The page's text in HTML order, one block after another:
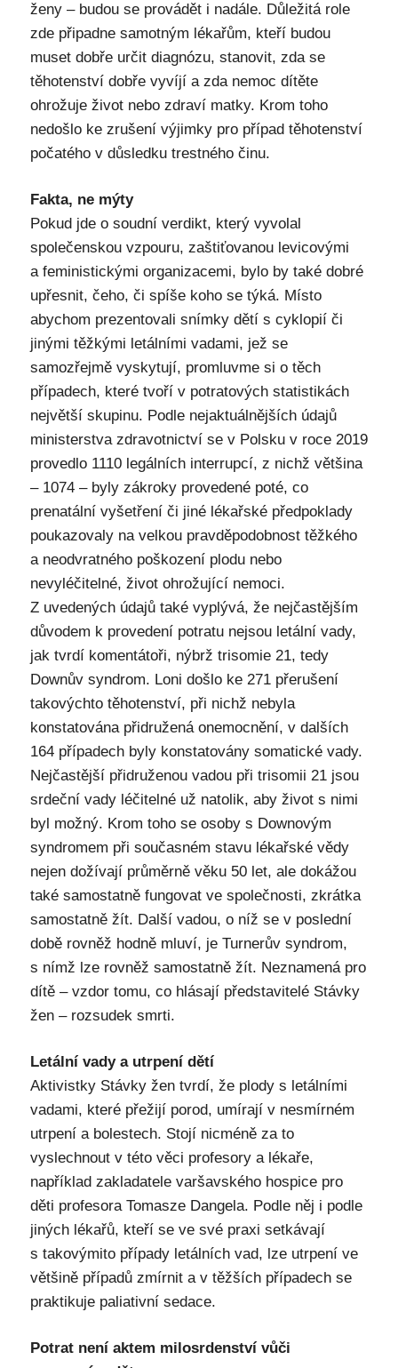
ženy – budou se provádět i nadále. Důležitá role
zde připadne samotným lékařům, kteří budou
muset dobře určit diagnózu, stanovit, zda se
těhotenství dobře vyvíjí a zda nemoc dítěte
ohrožuje život nebo zdraví matky. Krom toho
nedošlo ke zrušení výjimky pro případ těhotenství
počatého v důsledku trestného činu.
Fakta, ne mýty
Pokud jde o soudní verdikt, který vyvolal
společenskou vzpouru, zaštiťovanou levicovými
a feministickými organizacemi, bylo by také dobré
upřesnit, čeho, či spíše koho se týká. Místo
abychom prezentovali snímky dětí s cyklopií či
jinými těžkými letálními vadami, jež se
samozřejmě vyskytují, promluvme si o těch
případech, které tvoří v potratových statistikách
největší skupinu. Podle nejaktuálnějších údajů
ministerstva zdravotnictví se v Polsku v roce 2019
provedlo 1110 legálních interrupcí, z nichž většina
– 1074 – byly zákroky provedené poté, co
prenatální vyšetření či jiné lékařské předpoklady
poukazovaly na velkou pravděpodobnost těžkého
a neodvratného poškození plodu nebo
nevyléčitelné, život ohrožující nemoci.
Z uvedených údajů také vyplývá, že nejčastějším
důvodem k provedení potratu nejsou letální vady,
jak tvrdí komentátoři, nýbrž trisomie 21, tedy
Downův syndrom. Loni došlo ke 271 přerušení
takovýchto těhotenství, při nichž nebyla
konstatována přidružená onemocnění, v dalších
164 případech byly konstatovány somatické vady.
Nejčastější přidruženou vadou při trisomii 21 jsou
srdeční vady léčitelné už natolik, aby život s nimi
byl možný. Krom toho se osoby s Downovým
syndromem při současném stavu lékařské vědy
nejen dožívají průměrně věku 50 let, ale dokážou
také samostatně fungovat ve společnosti, zkrátka
samostatně žít. Další vadou, o níž se v poslední
době rovněž hodně mluví, je Turnerův syndrom,
s nímž lze rovněž samostatně žít. Neznamená pro
dítě – vzdor tomu, co hlásají představitelé Stávky
žen – rozsudek smrti.
Letální vady a utrpení dětí
Aktivistky Stávky žen tvrdí, že plody s letálními
vadami, které přežijí porod, umírají v nesmírném
utrpení a bolestech. Stojí nicméně za to
vyslechnout v této věci profesory a lékaře,
například zakladatele varšavského hospice pro
děti profesora Tomasze Dangela. Podle něj i podle
jiných lékařů, kteří se ve své praxi setkávají
s takovýmito případy letálních vad, lze utrpení ve
většině případů zmírnit a v těžších případech se
praktikuje paliativní sedace.
Potrat není aktem milosrdenství vůči